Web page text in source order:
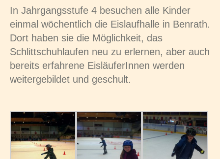
In Jahrgangsstufe 4 besuchen alle Kinder
einmal wöchentlich die Eislaufhalle in Benrath.
Dort haben sie die Möglichkeit, das
Schlittschuhlaufen neu zu erlernen, aber auch
bereits erfahrene EisläuferInnen werden
weitergebildet und geschult.